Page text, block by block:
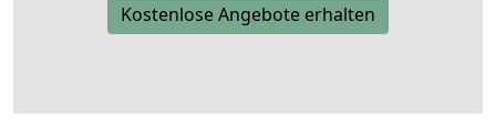
Kostenlose Angebote erhalten